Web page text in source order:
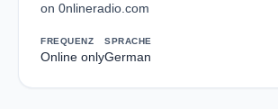
on 0nlineradio.com
FREQUENZ
Online only
SPRACHE
German